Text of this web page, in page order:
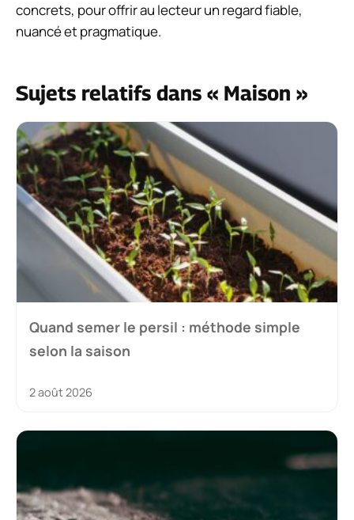
concrets, pour offrir au lecteur un regard fiable,
nuancé et pragmatique.
Sujets relatifs dans « Maison »
Quand semer le persil : méthode simple
selon la saison
2 août 2026